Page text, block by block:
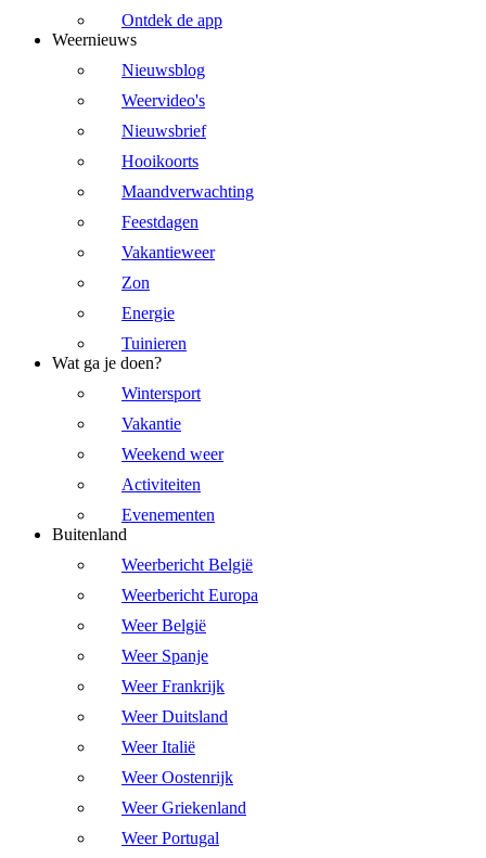
Ontdek de app
Weernieuws
Nieuwsblog
Weervideo's
Nieuwsbrief
Hooikoorts
Maandverwachting
Feestdagen
Vakantieweer
Zon
Energie
Tuinieren
Wat ga je doen?
Wintersport
Vakantie
Weekend weer
Activiteiten
Evenementen
Buitenland
Weerbericht België
Weerbericht Europa
Weer België
Weer Spanje
Weer Frankrijk
Weer Duitsland
Weer Italië
Weer Oostenrijk
Weer Griekenland
Weer Portugal